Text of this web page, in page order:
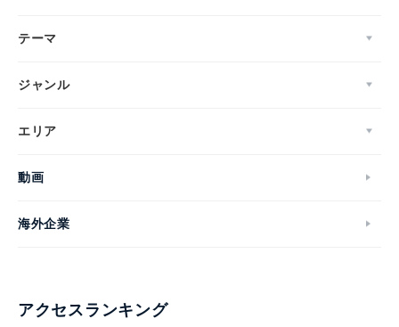
テーマ
ジャンル
エリア
動画
海外企業
アクセスランキング